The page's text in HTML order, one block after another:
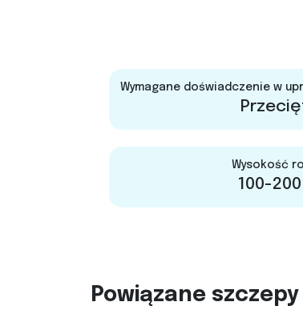
Wymagane doświadczenie w
Wysokość
100-
Powiązane szczepy